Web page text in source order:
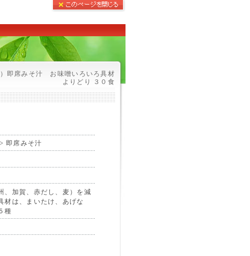
）即席みそ汁 お味噌いろいろ具材
よりどり ３０食
即席みそ汁
、加賀、赤だし、麦）を減
材は、まいたけ、あげな
種